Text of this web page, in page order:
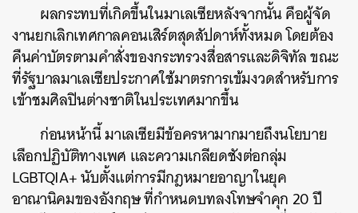
ผลกระทบที่เกิดขึ้นในมาเลเซียหลังจากนั้น คือผู้จัด
งานยกเลิกเทศกาลคอนเสิร์ตสุดสัปดาห์ทั้งหมด โดยต้อง
คืนค่าบัตรตามคำสั่งของกระทรวงสื่อสารและดิจิทัล ขณะ
ที่รัฐบาลมาเลเซียประกาศใช้มาตรการเข้มงวดสำหรับการ
เข้าชมศิลปินต่างชาติในประเทศมากขึ้น
ก่อนหน้านี้ มาเลเซียมีข้อครหามากมายถึงนโยบาย
เลือกปฏิบัติทางเพศ และความเกลียดชังต่อกลุ่ม
LGBTQIA+นับตั้งแต่การมีกฎหมายอาญาในยุค
อาณานิคมของอังกฤษ ที่กำหนดบทลงโทษจำคุก 20 ปี